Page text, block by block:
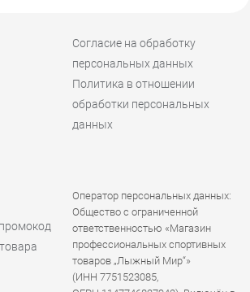
Согласие на обработку
персональных данных
Политика в отношении
обработки персональных
данных
Оператор персональных данных:
Общество с ограниченной
ответственностью «Магазин
профессиональных спортивных
товаров „Лыжный Мир“»
(ИНН 7751523085,